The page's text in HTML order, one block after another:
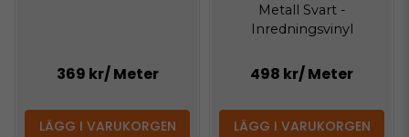
369 kr/ Meter
LÄGG I VARUKORGEN
Metall Svart -
Inredningsvinyl
498 kr/ Meter
LÄGG I VARUKORGEN